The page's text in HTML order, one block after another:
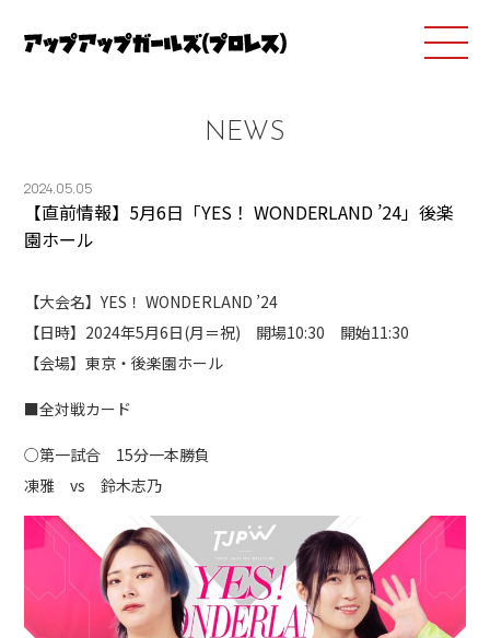
NEWS
2024.05.05
【直前情報】5月6日「YES！ WONDERLAND ’24」後楽
園ホール
【大会名】YES！ WONDERLAND ’24
【日時】2024年5月6日(月＝祝) 開場10:30 開始11:30
【会場】東京・後楽園ホール
■全対戦カード
○第一試合 15分一本勝負
凍雅 vs 鈴木志乃